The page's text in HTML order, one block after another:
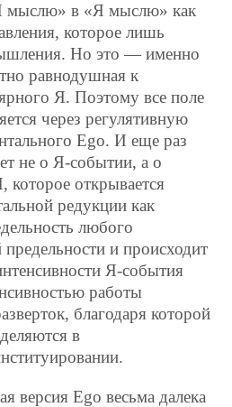
мыслю» в «Я мыслю» как
которое лишь
Но это — именно
равнодушная к
Я. Поэтому все поле
через регулятивную
Ego. И еще раз
не о Я-событии, а о
которое открывается
редукции как
любого
и происходит
Я-события
работы
благодаря которой
в
версия Ego весьма далека